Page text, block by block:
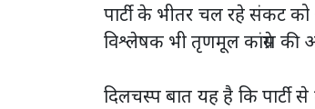
पार्टी के भीतर चल रहे संकट
विश्लेषक भी तृणमूल कांग्रेस की
दिलचस्प बात यह है कि पार्टी